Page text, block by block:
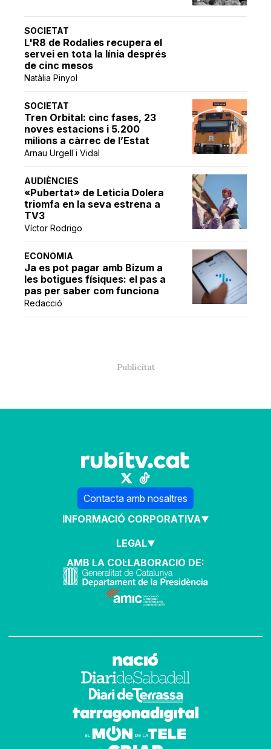
SOCIETAT
L'R8 de Rodalies recupera el
servei en tota la línia després
de cinc mesos
Natàlia Pinyol
SOCIETAT
Tren Orbital: cinc fases, 23
noves estacions i 5.200
milions a càrrec de l’Estat
Arnau Urgell i Vidal
AUDIÈNCIES
«Pubertat» de Leticia Dolera
triomfa en la seva estrena a
TV3
Víctor Rodrigo
ECONOMIA
Ja es pot pagar amb Bizum a
les botigues físiques: el pas a
pas per saber com funciona
Redacció
Contacta amb nosaltres
INFORMACIÓ CORPORATIVA
LEGAL
AMB LA COL·LABORACIÓ DE: